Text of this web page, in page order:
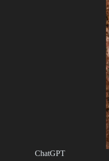
ChatGPT